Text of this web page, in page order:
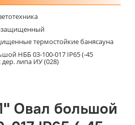
термостойкие банясауна
НББ 03-100-017 IP65 (-45
липа ИУ (028)
Овал большой